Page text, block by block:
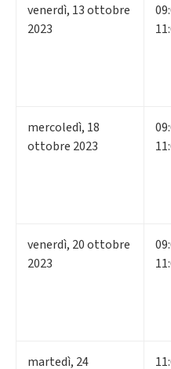
venerdì, 13ottobre
2023
mercoledì, 18
ottobre 2023
venerdì, 20ottobre
2023
martedì, 24